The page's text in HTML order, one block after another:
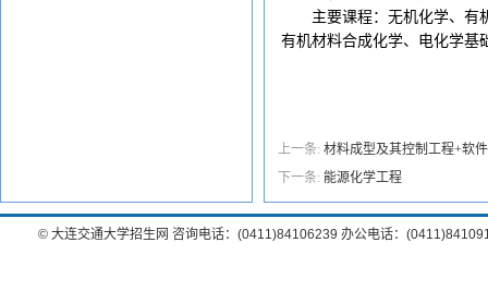
主要课程：无机化学、有
有机材料合成化学、电化学基
上一条: 材料成型及其控制工程+软
下一条: 能源化学工程
© 大连交通大学招生网 咨询电话：(0411)84106239 办公电话：